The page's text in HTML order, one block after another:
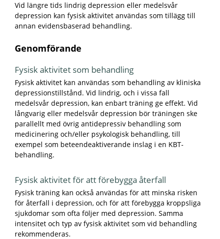
Vid längre tids lindrig depression eller medelsvår
depression kan fysisk aktivitet användas som tillägg till
annan evidensbaserad behandling.
Genomförande
Fysisk aktivitet som behandling
Fysisk aktivitet kan användas som behandling av kliniska
depressionstillstånd. Vid lindrig, och i vissa fall
medelsvår depression, kan enbart träning ge effekt. Vid
långvarig eller medelsvår depression bör träningen ske
parallellt med övrig antidepressiv behandling som
medicinering och/eller psykologisk behandling, till
exempel som beteendeaktiverande inslag i en KBT-
behandling.
Fysisk aktivitet för att förebygga återfall
Fysisk träning kan också användas för att minska risken
för återfall i depression, och för att förebygga kroppsliga
sjukdomar som ofta följer med depression. Samma
intensitet och typ av fysisk aktivitet som vid behandling
rekommenderas.